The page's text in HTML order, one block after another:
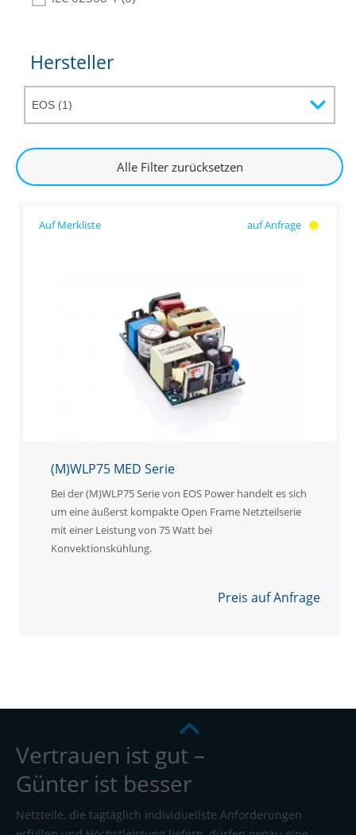
Hersteller
Alle Filter zurücksetzen
auf Anfrage
(M)WLP75 MED Serie
Bei der (M)WLP75 Serie von EOS Power handelt es sich
um eine äußerst kompakte Open Frame Netzteilserie
mit einer Leistung von 75 Watt bei
Konvektionskühlung.
Preis auf Anfrage
Vertrauen ist gut –
Günter ist besser
Netzteile, die tagtäglich individuellste Anforderungen